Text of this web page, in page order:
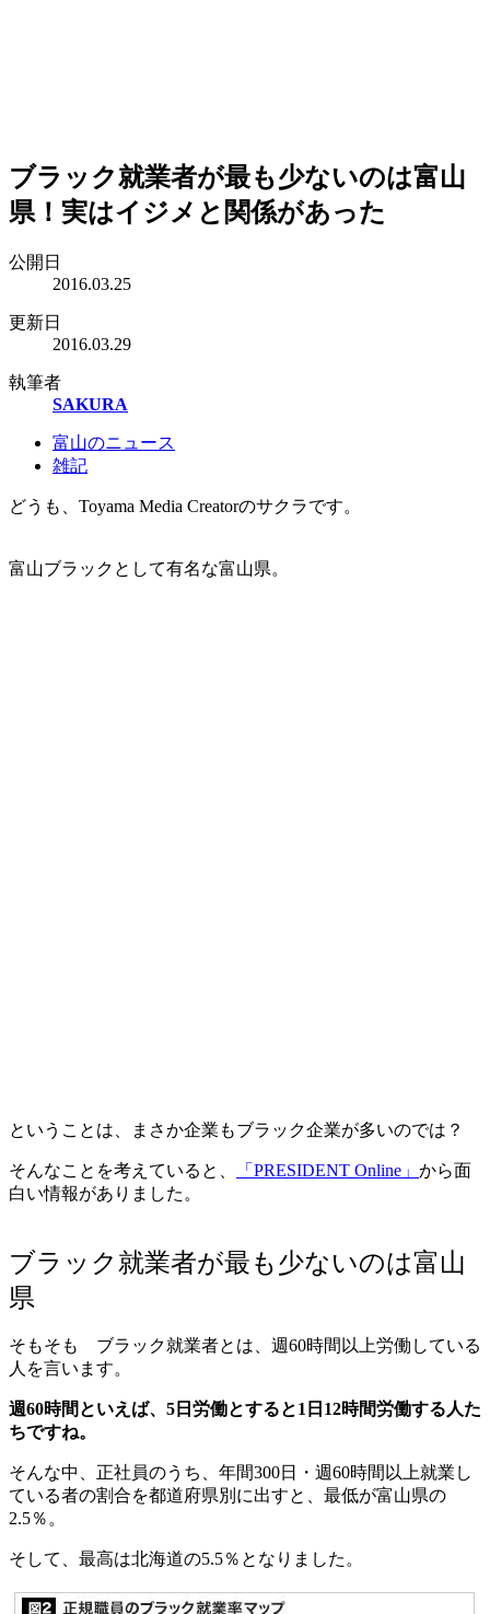
ブラック就業者が最も少ないのは富山
県！実はイジメと関係があった
公開日
2016.03.25
更新日
2016.03.29
執筆者
SAKURA
富山のニュース
雑記
どうも、Toyama Media Creatorのサクラです。
富山ブラックとして有名な富山県。
ということは、まさか企業もブラック企業が多いのでは？
そんなことを考えていると、 「PRESIDENT Online」 から面
白い情報がありました。
ブラック就業者が最も少ないのは富山
県
そもそも ブラック就業者とは、週60時間以上労働している
人を言います。
週60時間といえば、5日労働とすると1日12時間労働する人た
ちですね。
そんな中、正社員のうち、年間300日・週60時間以上就業し
ている者の割合を都道府県別に出すと、最低が富山県の
2.5％。
そして、最高は北海道の5.5％となりました。